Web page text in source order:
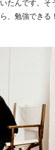
たんです。そ
、勉強できる